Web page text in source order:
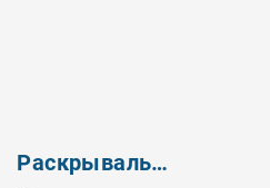
Раскрывальщик